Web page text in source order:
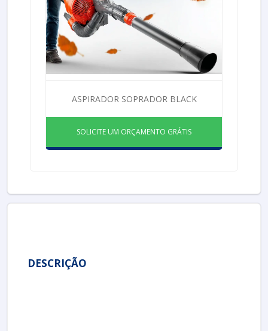
ASPIRADOR SOPRADOR BLACK
SOLICITE UM ORÇAMENTO GRÁTIS
DESCRIÇÃO